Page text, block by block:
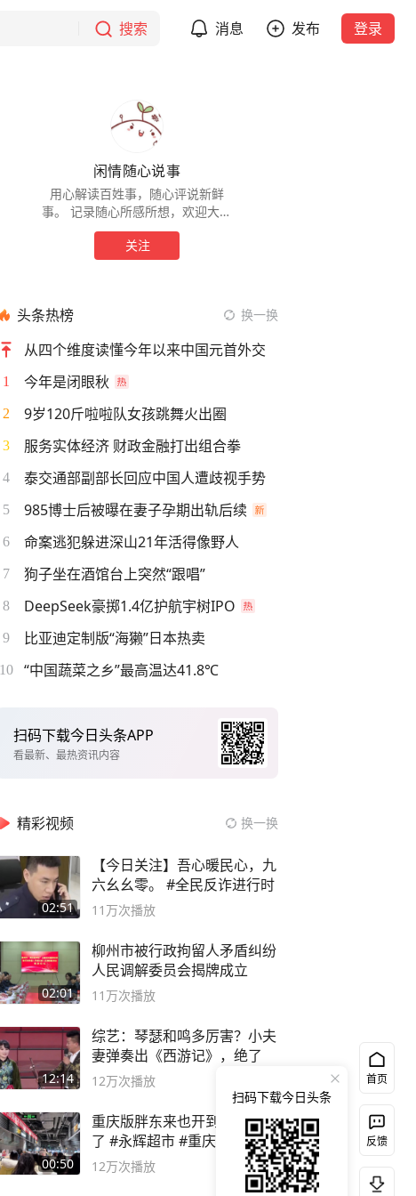
搜索 消息 发布 登录
闲情随心说事
用心解读百姓事，随心评说新鲜
事。 记录随心所感所想，欢迎大家
多多交流、
关注
头条热榜 换一换
从四个维度读懂今年以来中国元首外交
1 今年是闭眼秋
2 9岁120斤啦啦队女孩跳舞火出圈
3 服务实体经济 财政金融打出组合拳
4 泰交通部副部长回应中国人遭歧视手势
5 985博士后被曝在妻子孕期出轨后续
6 命案逃犯躲进深山21年活得像野人
7 狗子坐在酒馆台上突然“跟唱”
8 DeepSeek豪掷1.4亿护航宇树IPO
9 比亚迪定制版“海獭”日本热卖
10 “中国蔬菜之乡”最高温达41.8℃
扫码下载今日头条APP
看最新、最热资讯内容
精彩视频 换一换
02:51
【今日关注】吾心暖民心，九
六幺幺零。 #全民反诈进行时
11万次播放
02:01
柳州市被行政拘留人矛盾纠纷
人民调解委员会揭牌成立
11万次播放
12:14
综艺：琴瑟和鸣多厉害？小夫
妻弹奏出《西游记》，绝了
12万次播放
00:50
重庆版胖东来也开到吾悦广场
了 #永辉超市 #重庆版胖永辉
12万次播放
首页
反馈
扫码下载今日头条